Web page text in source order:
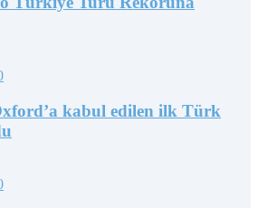
kabul edilen ilk Türk